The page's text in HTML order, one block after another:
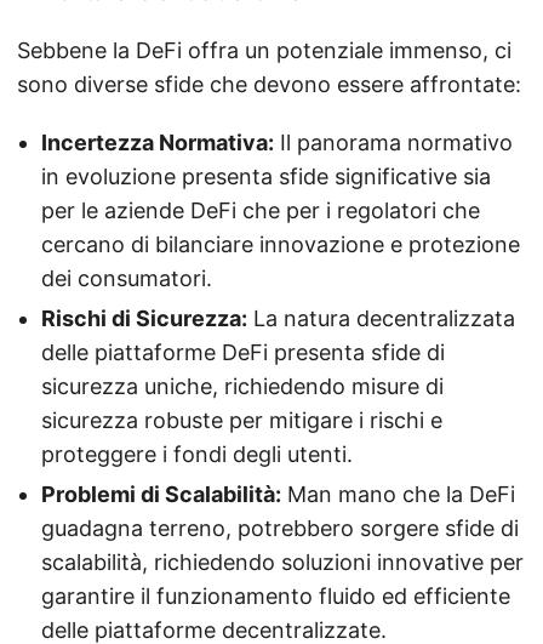
Sebbene la DeFi offra un potenziale immenso, ci
sono diverse sfide che devono essere affrontate:
Incertezza Normativa: Il panorama normativo
in evoluzione presenta sfide significative sia
per le aziende DeFi che per i regolatori che
cercano di bilanciare innovazione e protezione
dei consumatori.
Rischi di Sicurezza: La natura decentralizzata
delle piattaforme DeFi presenta sfide di
sicurezza uniche, richiedendo misure di
sicurezza robuste per mitigare i rischi e
proteggere i fondi degli utenti.
Problemi di Scalabilità: Man mano che la DeFi
guadagna terreno, potrebbero sorgere sfide di
scalabilità, richiedendo soluzioni innovative per
garantire il funzionamento fluido ed efficiente
delle piattaforme decentralizzate.